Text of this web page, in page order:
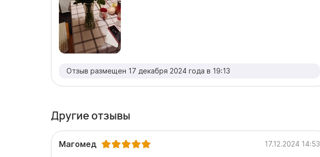
Отзыв размещен 17 декабря 2024 года в 19:13
Другие отзывы
Магомед 17.12.2024 14:53